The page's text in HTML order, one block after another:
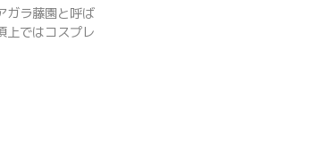
ガラ藤園と呼ば
上ではコスプレ